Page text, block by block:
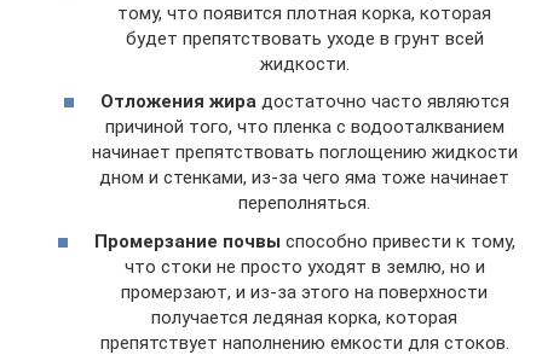
тому, что появится плотная корка, которая
будет препятствовать уходе в грунт всей
жидкости.
Отложения жирадостаточно часто являются
причиной того, что пленка с водооталкванием
начинает препятствовать поглощению жидкости
дном и стенками, из-за чего яма тоже начинает
переполняться.
Промерзание почвы способно привести к тому,
что стоки не просто уходят в землю, но и
промерзают, и из-за этого на поверхности
получается ледяная корка, которая
препятствует наполнению емкости для стоков.